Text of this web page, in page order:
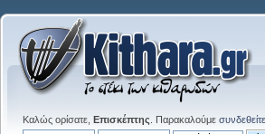
Καλώς ορίσατε, Επισκέπτης . Παρακαλούμε συνδεθείτε